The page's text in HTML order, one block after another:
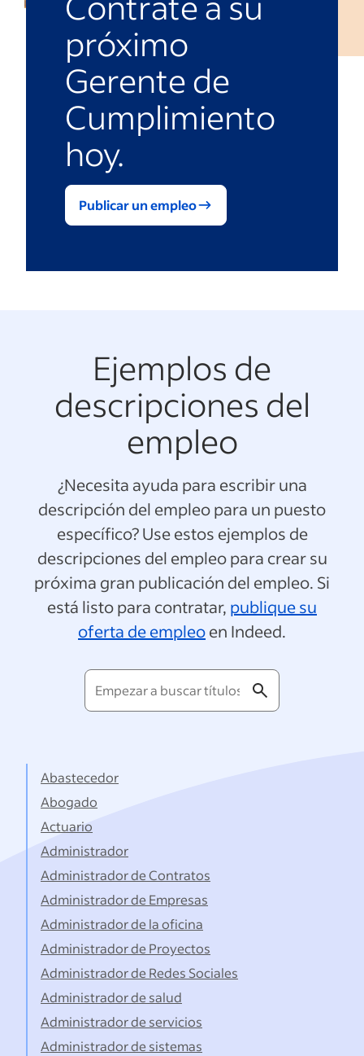
próximo
Gerente de
Cumplimiento
hoy.
Publicar un empleo
Ejemplos de
descripciones del
empleo
¿Necesita ayuda para escribir una
descripción del empleo para un puesto
específico? Use estos ejemplos de
descripciones del empleo para crear su
próxima gran publicación del empleo. Si
está listo para contratar, publique su
oferta de empleoen Indeed.
Empezar
a
Abastecedor
Abogado
Actuario
Administrador
Administrador de Contratos
Administrador de Empresas
Administrador de la oficina
Administrador de Proyectos
Administrador de Redes Sociales
Administrador de salud
Administrador de servicios
Administrador de sistemas